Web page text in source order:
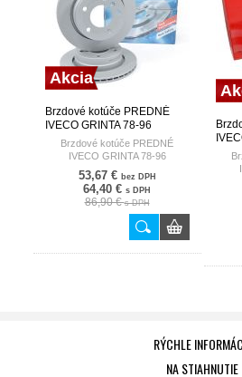
Akcia
Brzdové kotúče PREDNÉ
IVECO GRINTA 78-96
BOSCH
Brzdové kotúče PREDNÉ
IVECO GRINTA 78-96
53,67 € bez DPH
64,40 € s DPH
86,90 €s DPH
RÝCHLE
NA STIAHNUTIE